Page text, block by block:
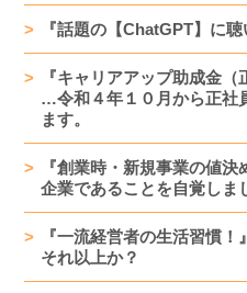
『話題の【ChatGPT】に聴
『キャリアアップ助成金（
…令和４年１０月から正社
ます。
『創業時・新規事業の値
企業であることを自覚しま
『一流経営者の生活習慣
それ以上か？